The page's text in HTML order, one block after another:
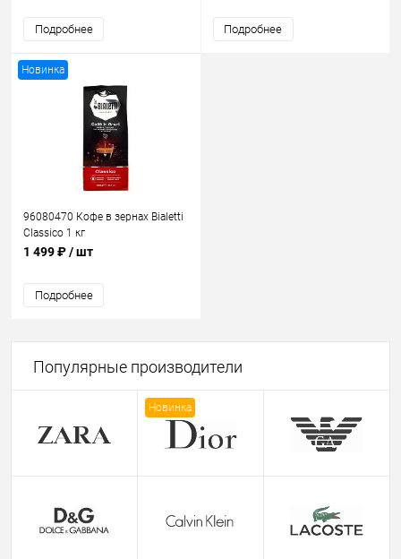
Подробнее Подробнее
Новинка
96080470 Кофе в зернах Bialetti
Classico 1 кг
1 499 ₽/ шт
Подробнее
Популярные производители
Новинка